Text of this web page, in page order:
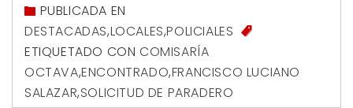
PUBLICADA EN
DESTACADAS,LOCALES,POLICIALES
ETIQUETADO CON COMISARÍA
OCTAVA,ENCONTRADO,FRANCISCO LUCIANO
SALAZAR,SOLICITUD DE PARADERO